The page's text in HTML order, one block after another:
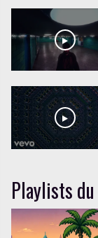
Playlists